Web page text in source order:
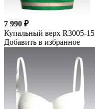
7 990 ₽
Купальный верх R3005-15
Добавить в избранное